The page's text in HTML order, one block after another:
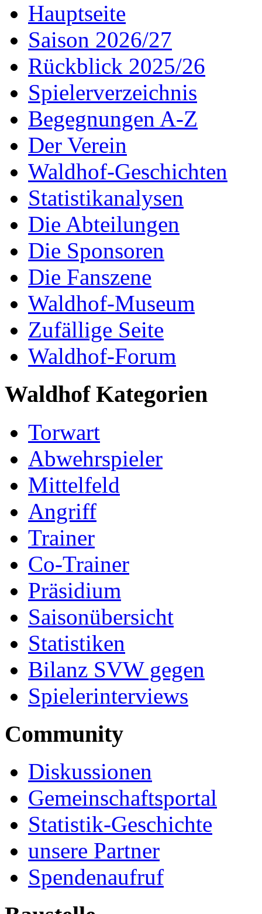
Hauptseite
Saison 2026/27
Rückblick 2025/26
Spielerverzeichnis
Begegnungen A-Z
Der Verein
Waldhof-Geschichten
Statistikanalysen
Die Abteilungen
Die Sponsoren
Die Fanszene
Waldhof-Museum
Zufällige Seite
Waldhof-Forum
Waldhof Kategorien
Torwart
Abwehrspieler
Mittelfeld
Angriff
Trainer
Co-Trainer
Präsidium
Saisonübersicht
Statistiken
Bilanz SVW gegen
Spielerinterviews
Community
Diskussionen
Gemeinschaftsportal
Statistik-Geschichte
unsere Partner
Spendenaufruf